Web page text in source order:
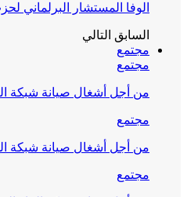
الوفا المستشار البرلماني
السابق التالي
مجتمع
مجتمع
من أجل أشغال صيانة شبكة
مجتمع
من أجل أشغال صيانة شبكة
مجتمع